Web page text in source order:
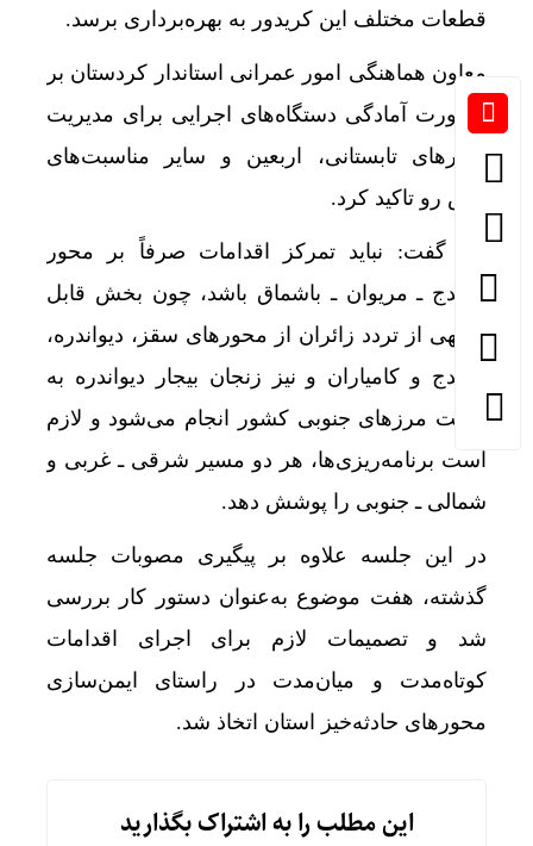
قطعات مختلف این کریدور به بهره‌برداری برسد.
معاون هماهنگی امور عمرانی استاندار کردستان بر
ضرورت آمادگی دستگاه‌های اجرایی برای مدیریت
سفرهای تابستانی، اربعین و سایر مناسبت‌های
پیش رو تاکید کرد.
وی گفت: نباید تمرکز اقدامات صرفاً بر محور
سنندج ـ مریوان ـ باشماق باشد، چون بخش قابل
توجهی از تردد زائران از محورهای سقز، دیواندره،
سنندج و کامیاران و نیز زنجان بیجار دیواندره به
سمت مرزهای جنوبی کشور انجام می‌شود و لازم
است برنامه‌ریزی‌ها، هر دو مسیر شرقی ـ غربی و
شمالی ـ جنوبی را پوشش دهد.
در این جلسه علاوه بر پیگیری مصوبات جلسه
گذشته، هفت موضوع به‌عنوان دستور کار بررسی
شد و تصمیمات لازم برای اجرای اقدامات
کوتاه‌مدت و میان‌مدت در راستای ایمن‌سازی
محورهای حادثه‌خیز استان اتخاذ شد.
این مطلب را به اشتراک بگذارید